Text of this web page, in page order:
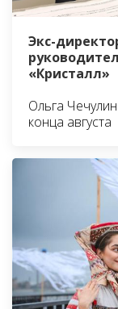
Экс-
«Кристалл»
Ольга
конца августа